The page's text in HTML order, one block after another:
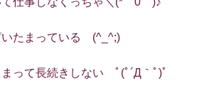
いたまっている (^_^;)
って長続きしない ﾟ(ﾟ´Д｀ﾟ)ﾟ